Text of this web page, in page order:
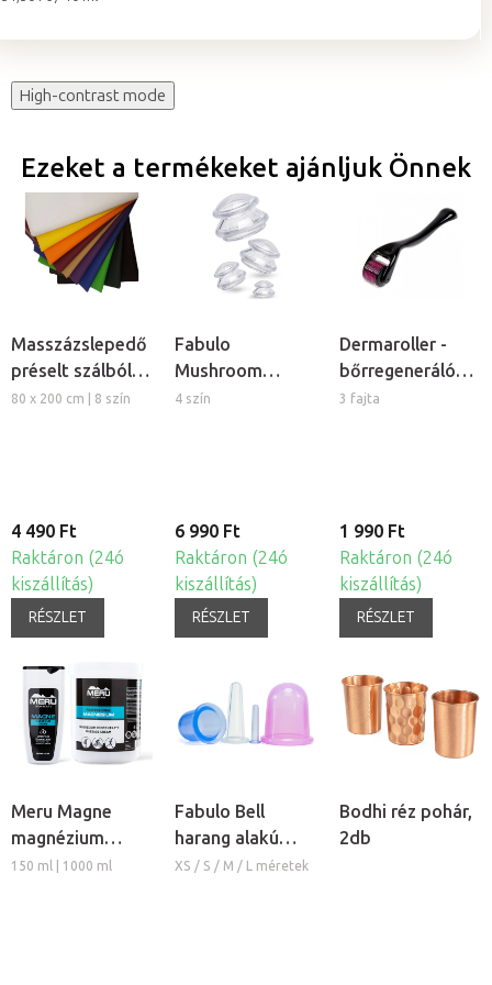
High-contrast mode
Ezeket a termékeket ajánljuk Önnek
Masszázslepedő
préselt szálból,
5db
80 x 200 cm | 8 szín
4 490 Ft
Raktáron (24ó
kiszállítás)
RÉSZLET
Fabulo
Mushroom
gomba alakú
4 szín
6 990 Ft
Raktáron (24ó
kiszállítás)
RÉSZLET
Dermaroller -
bőrregeneráló
tűs henger
3 fajta
1 990 Ft
Raktáron (24ó
kiszállítás)
RÉSZLET
Meru Magne
magnézium
masszázs krém
150 ml | 1000 ml
Fabulo Bell
harang alakú
szilikon köpöly
XS / S / M / L méretek
Bodhi réz pohár,
2db